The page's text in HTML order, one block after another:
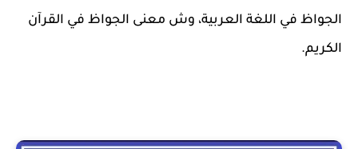
الجواظ في اللغة العربية، وش معنى الجواظ في القرآن
الكريم.